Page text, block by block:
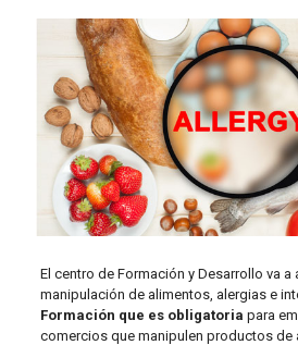
El centro de Formación y Desarrollo va
manipulación de alimentos, alergias e
Formación que es obligatoria para
comercios que manipulen productos de